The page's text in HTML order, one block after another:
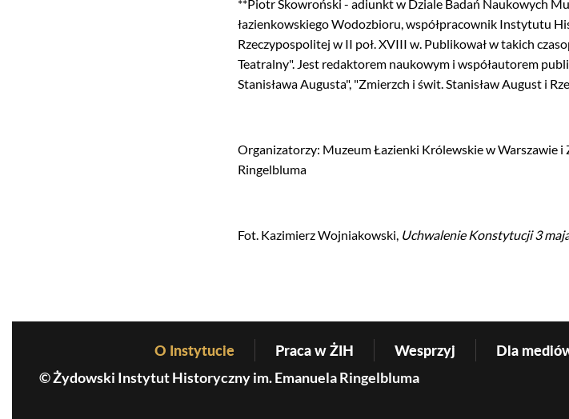
**Piotr Skowroński - adiunkt w Dziale Badań Naukowych
łazienkowskiego Wodozbioru, współpracownik Instytutu
Rzeczypospolitej w II poł. XVIII w. Publikował w takich
Teatralny". Jest redaktorem naukowym i współautorem
Stanisława Augusta", "Zmierzch i świt. Stanisław August i
Organizatorzy: Muzeum Łazienki Królewskie w Warszawie
Ringelbluma
Fot. Kazimierz Wojniakowski, Uchwalenie Konstytucji 3
Before Footer Menu
O Instytucie Praca w ŻIH Wesprzyj Dla
© Żydowski Instytut Historyczny im. Emanuela Ringelbluma